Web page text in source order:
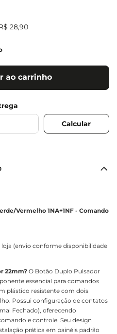
28,90
ao carrinho
Vermelho 1NA+1NF - Comando
loja (envio conforme disponibilidade
22mm? O Botão Duplo Pulsador
essencial para comandos
plástico resistente com dois
Possui configuração de contatos
Fechado), oferecendo
e controle. Seu design
prática em painéis padrão